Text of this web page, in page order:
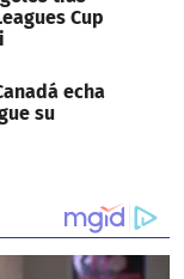
Cup
echa
su